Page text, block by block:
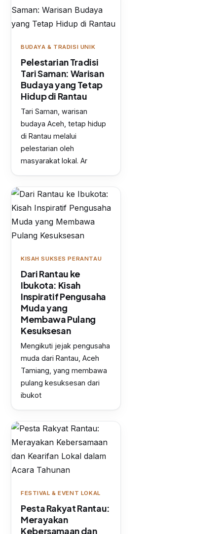
BUDAYA & TRADISI UNIK
Pelestarian Tradisi
Tari Saman: Warisan
Budaya yang Tetap
Hidup di Rantau
Tari Saman, warisan
budaya Aceh, tetap hidup
di Rantau melalui
pelestarian oleh
masyarakat lokal. Ar
KISAH SUKSES PERANTAU
Dari Rantau ke
Ibukota: Kisah
Inspiratif Pengusaha
Muda yang
Membawa Pulang
Kesuksesan
Mengikuti jejak pengusaha
muda dari Rantau, Aceh
Tamiang, yang membawa
pulang kesuksesan dari
ibukot
FESTIVAL & EVENT LOKAL
Pesta Rakyat Rantau:
Merayakan
Kebersamaan dan